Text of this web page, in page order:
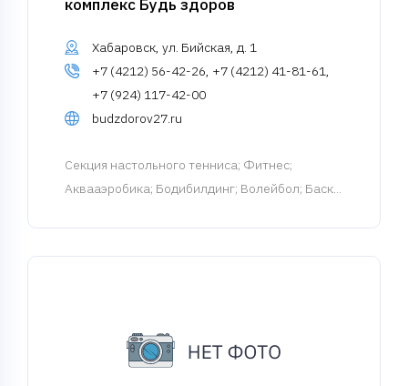
комплекс Будь здоров
Хабаровск, ул. Бийская, д. 1
+7 (4212) 56-42-26, +7 (4212) 41-81-61,
+7 (924) 117-42-00
budzdorov27.ru
Cекция настольного тенниса; Фитнес;
Аквааэробика; Бодибилдинг; Волейбол; Баск...